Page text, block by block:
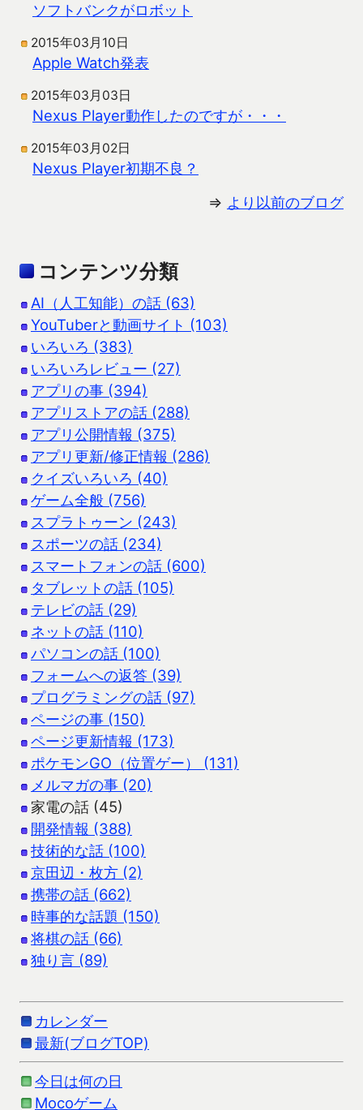
ソフトバンクがロボット
2015年03月10日
Apple Watch発表
2015年03月03日
Nexus Player動作したのですが・・・
2015年03月02日
Nexus Player初期不良？
⇒ より以前のブログ
コンテンツ分類
AI（人工知能）の話 (63)
YouTuberと動画サイト (103)
いろいろ (383)
いろいろレビュー (27)
アプリの事 (394)
アプリストアの話 (288)
アプリ公開情報 (375)
アプリ更新/修正情報 (286)
クイズいろいろ (40)
ゲーム全般 (756)
スプラトゥーン (243)
スポーツの話 (234)
スマートフォンの話 (600)
タブレットの話 (105)
テレビの話 (29)
ネットの話 (110)
パソコンの話 (100)
フォームへの返答 (39)
プログラミングの話 (97)
ページの事 (150)
ページ更新情報 (173)
ポケモンGO（位置ゲー） (131)
メルマガの事 (20)
家電の話 (45)
開発情報 (388)
技術的な話 (100)
京田辺・枚方 (2)
携帯の話 (662)
時事的な話題 (150)
将棋の話 (66)
独り言 (89)
カレンダー
最新(ブログTOP)
今日は何の日
Mocoゲーム